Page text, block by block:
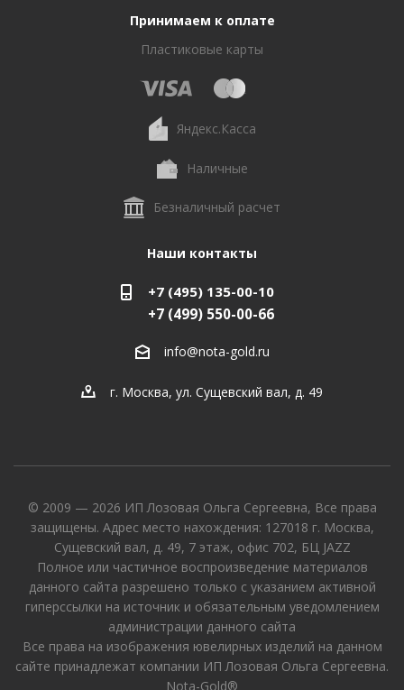
Принимаем к оплате
Пластиковые карты
Яндекс.Касса
Наличные
Безналичный расчет
Наши контакты
+7 (495) 135-00-10
+7 (499) 550-00-66
info@nota-gold.ru
г. Москва, ул. Сущевский вал, д. 49
© 2009 — 2026 ИП Лозовая Ольга Сергеевна, Все права
защищены. Адрес место нахождения: 127018 г. Москва,
Сущевский вал, д. 49, 7 этаж, офис 702, БЦ JAZZ
Полное или частичное воспроизведение материалов
данного сайта разрешено только с указанием активной
гиперссылки на источник и обязательным уведомлением
администрации данного сайта
Все права на изображения ювелирных изделий на данном
сайте принадлежат компании ИП Лозовая Ольга Сергеевна.
Nota-Gold®